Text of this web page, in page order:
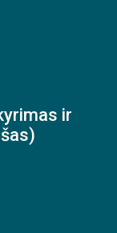
ir